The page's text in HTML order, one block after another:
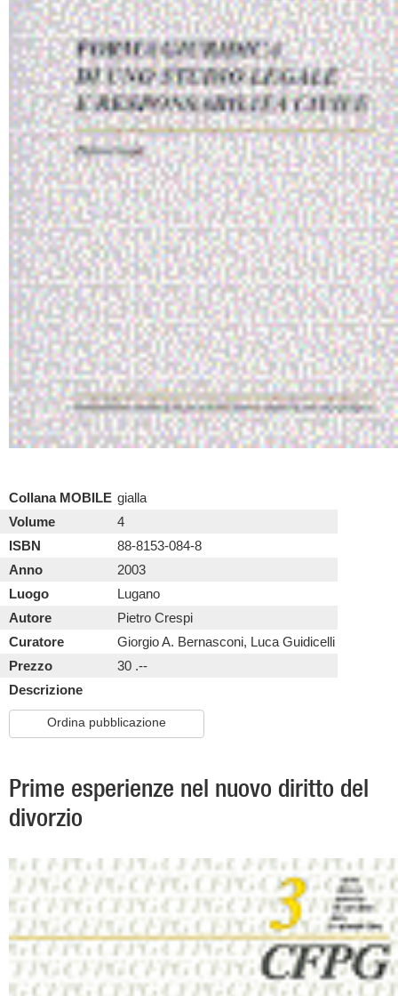
Collana MOBILE gialla
Volume
4
ISBN
88-8153-084-8
Anno
2003
Luogo
Lugano
Autore
Pietro Crespi
Curatore
Giorgio A. Bernasconi, Luca Guidicelli
Prezzo
30 .--
Descrizione
Ordina pubblicazione
Prime esperienze nel nuovo diritto del
divorzio